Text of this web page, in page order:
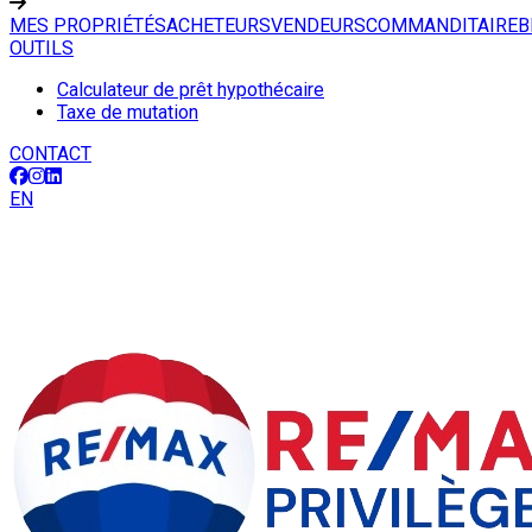
MES PROPRIÉTÉSACHETEURSVENDEURSCOMMANDITAIRE
OUTILS
Calculateur de prêt hypothécaire
Taxe de mutation
CONTACT
EN